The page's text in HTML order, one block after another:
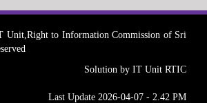
Unit,Right to Information Commission of Sri
Solution by IT Unit RTIC
Last Update 2026-04-07 - 2.42 PM